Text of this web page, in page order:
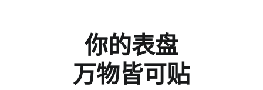
你的表盘
万物皆可贴